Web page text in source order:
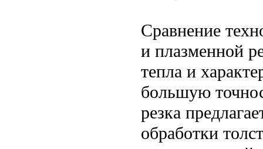
Сравнение
и плазменной
тепла и
большую
резка
обработки